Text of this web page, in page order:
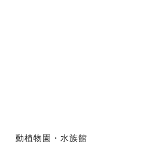
動植物園・水族館